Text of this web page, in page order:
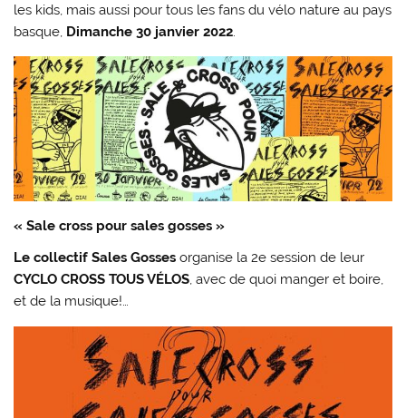
les kids, mais aussi pour tous les fans du vélo nature au pays
basque, Dimanche 30 janvier 2022.
« Sale cross pour sales gosses »
Le collectif Sales Gosses organise la 2e session de leur
CYCLO CROSS TOUS VÉLOS, avec de quoi manger et boire,
et de la musique!…